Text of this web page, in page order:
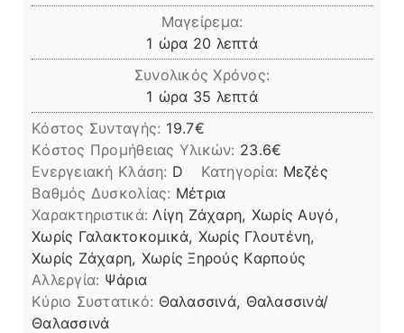
Μαγείρεμα:
1 ώρα
ώρα 20 λεπτά
λεπτά
Συνολικός Χρόνος:
1 ώρα
ώρα 35 λεπτά
λεπτά
Κόστος Συνταγής: 19.7€
Kόστος Προμήθειας Υλικών: 23.6
Ενεργειακή Κλάση: D Κατηγορία: Μεζές
Βαθμός Δυσκολίας: Μέτρια
Χαρακτηριστικά: Λίγη Ζάχαρη, Χωρίς Αυγό,
Χωρίς Γαλακτοκομικά, Χωρίς Γλουτένη,
Χωρίς Ζάχαρη, Χωρίς Ξηρούς Καρπούς
Αλλεργία: Ψάρια
Kύριο Συστατικό: Θαλασσινά, Θαλασσινά/
Θαλασσινά